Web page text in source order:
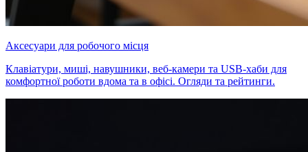
Аксесуари для робочого місця
Клавіатури, миші, навушники, веб-камери та USB-хаби для
комфортної роботи вдома та в офісі. Огляди та рейтинги.